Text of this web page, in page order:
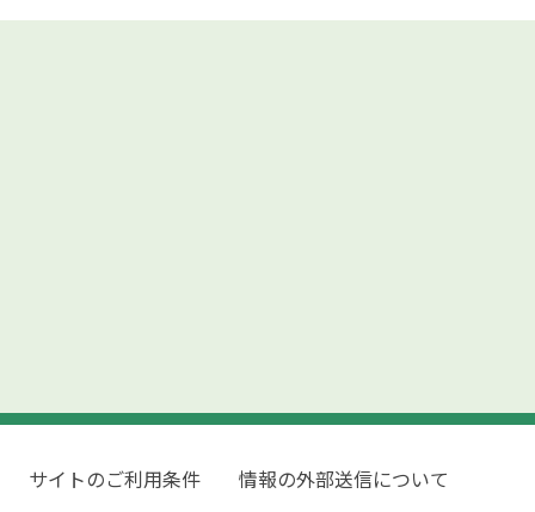
サイトのご利用条件 情報の外部送信について